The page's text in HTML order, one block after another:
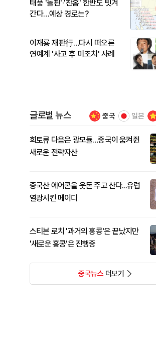
태풍 '돌핀'·'찬홈' 한반도 빗겨
간다…예상 경로는?
이재룡 재판行…다시 떠오른
연예계 '사고 후 미조치' 사례
글로벌 뉴스 중국 일본
희토류 다음은 광모듈…중국이 움켜쥔
새로운 전략자산
중국산 에어콘을 웃돈 주고 산다...유럽
열광시킨 메이디
스티븐 로치 '과거의 홍콩'은 끝났지만
'새로운 홍콩'은 진행중
중국뉴스더보기